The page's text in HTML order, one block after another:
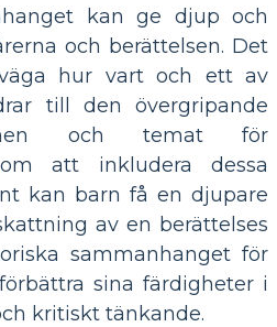
kan ge djup och
och berättelsen. Det
hur vart och ett av
till den övergripande
och temat för
att inkludera dessa
kan barn få en djupare
av en berättelses
sammanhanget för
sina färdigheter i
kritiskt tänkande.